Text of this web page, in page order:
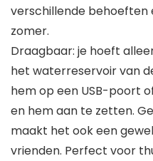
verschillende behoeften
zomer.
Draagbaar: je hoeft
het waterreservoir van
hem op een USB-poort
en hem aan te zetten.
maakt het ook een
vrienden. Perfect voor